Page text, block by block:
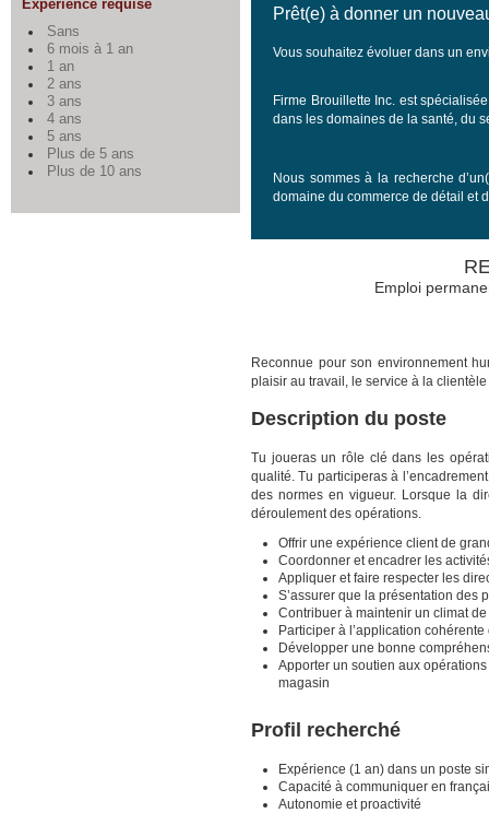
Expérience requise
Sans
6 mois à 1 an
1 an
2 ans
3 ans
4 ans
5 ans
Plus de 5 ans
Plus de 10 ans
Prêt(e) à donner un
Vous souhaitez évoluer dans un
Firme Brouillette Inc. est
dans les domaines de la santé, du
Nous sommes à la recherche
domaine du commerce de détail et
Emploi
Reconnue pour son environnement
plaisir au travail, le service à la
Description du poste
Tu joueras un rôle clé dans les
qualité. Tu participeras à
des normes en vigueur. Lorsque la
déroulement des opérations.
Offrir une expérience client de
Coordonner et encadrer les
Appliquer et faire respecter les
S’assurer que la présentation des
Contribuer à maintenir un climat
Participer à l’application
Développer une bonne
Apporter un soutien aux
magasin
Profil recherché
Expérience (1 an) dans un poste
Capacité à communiquer en
Autonomie et proactivité